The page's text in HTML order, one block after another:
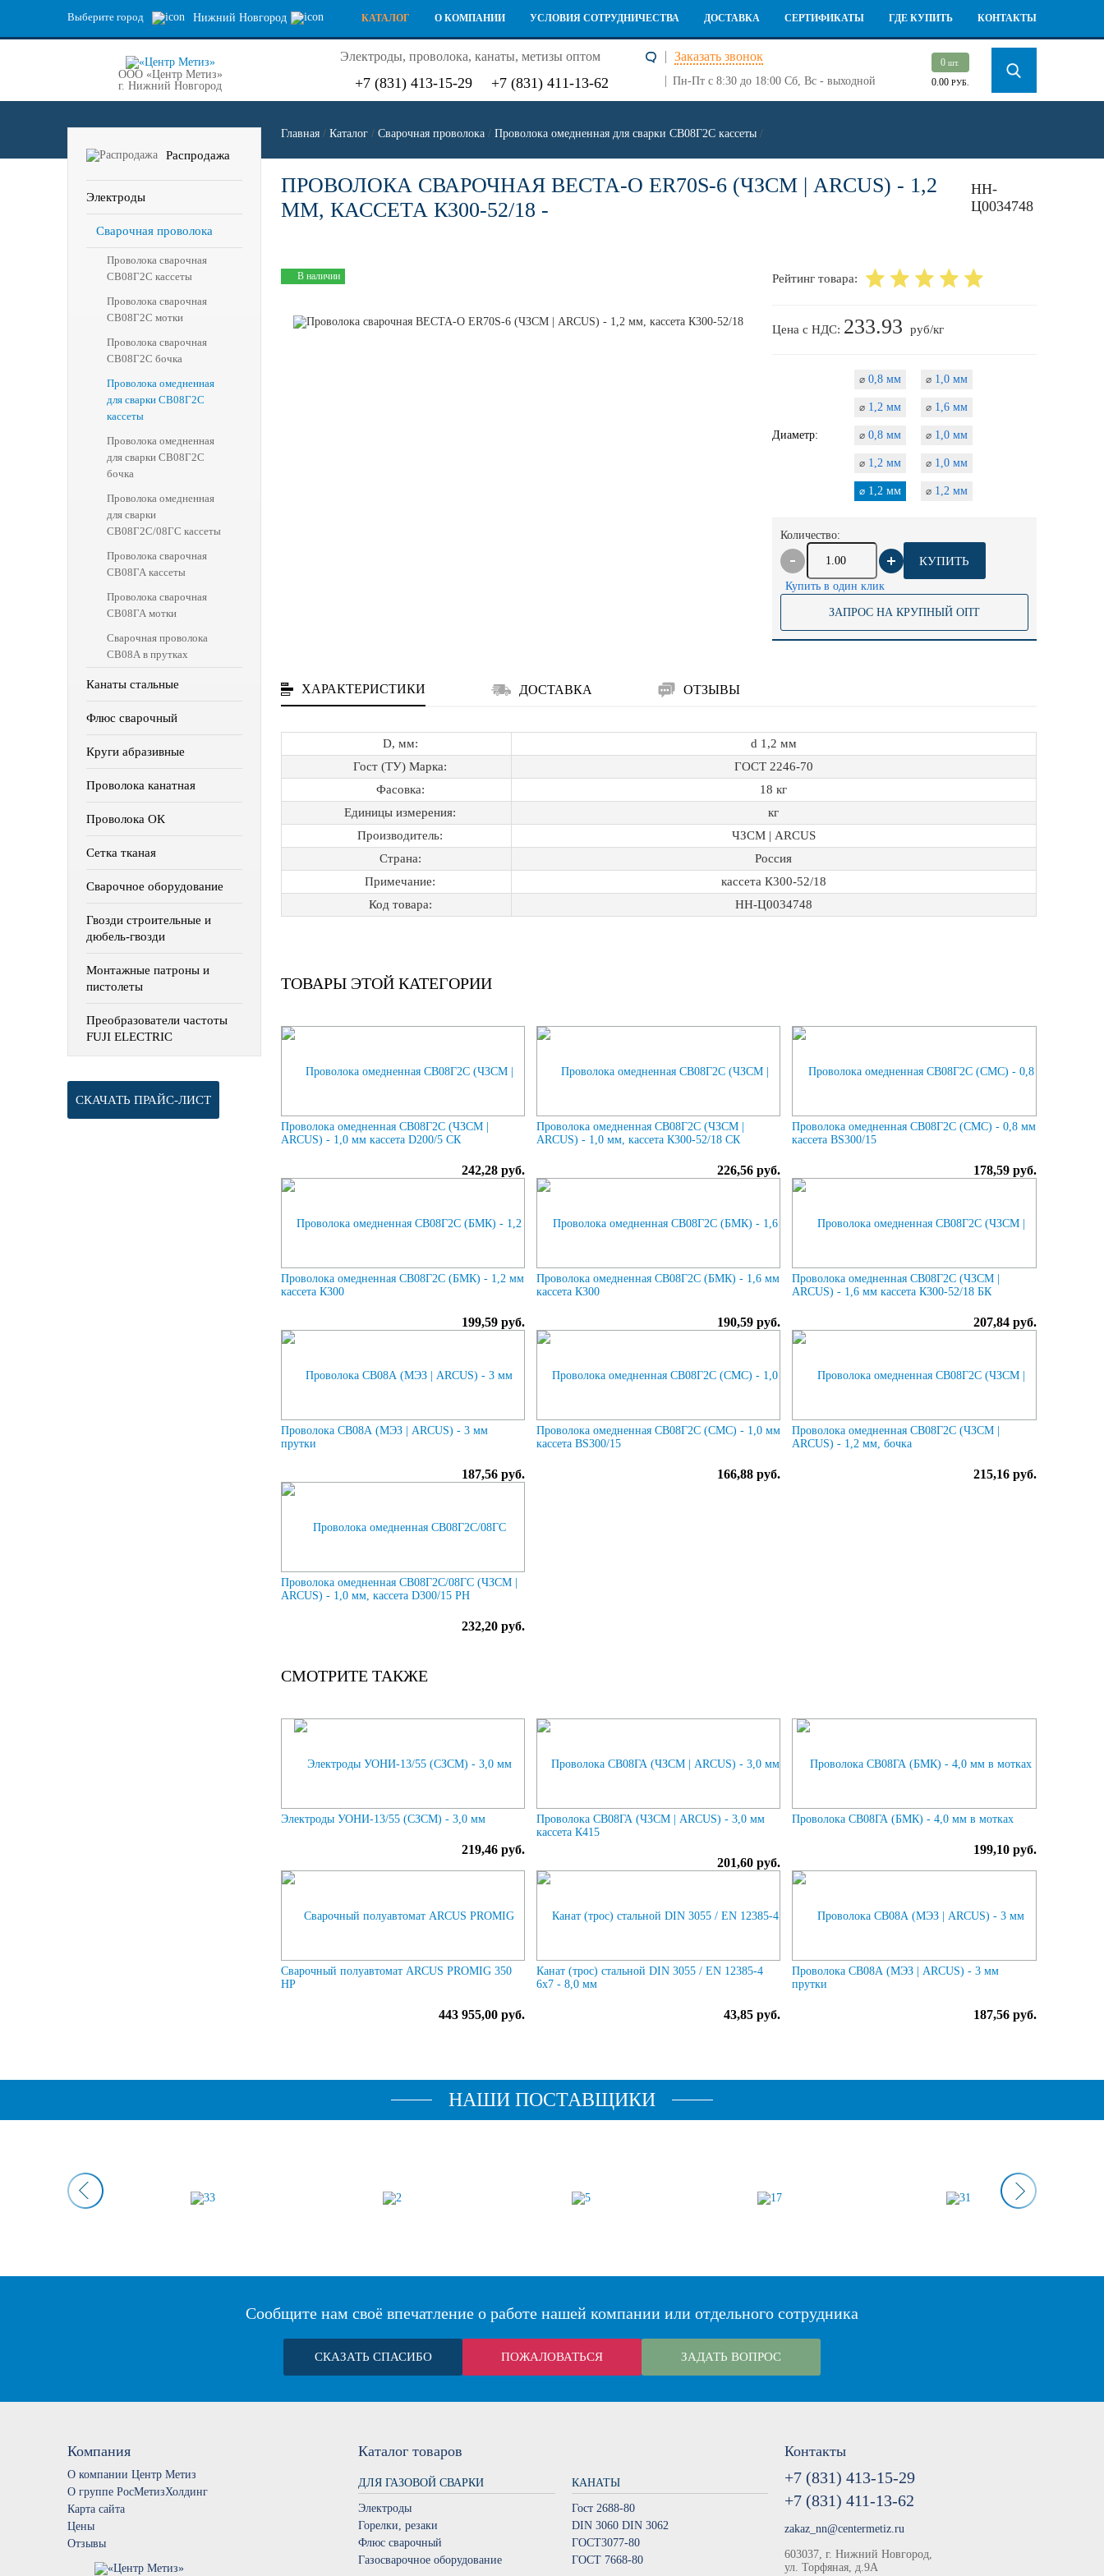
Выберите город Нижний Новгород КАТАЛОГ О КОМПАНИИ УСЛОВИЯ СОТРУДНИЧЕСТВА ДОСТАВКА СЕРТИФИКАТЫ ГДЕ КУПИТЬ КОНТАКТЫ
ООО «Центр Метиз»
г. Нижний Новгород
Электроды, проволока, канаты, метизы оптом Заказать звонок
+7 (831) 413-15-29 +7 (831) 411-13-62 Пн-Пт с 8:30 до 18:00 Сб, Вс - выходной
0шт.
0.00 РУБ.
Распродажа
Электроды
Сварочная проволока
Проволока сварочная
СВ08Г2С кассеты
Проволока сварочная
СВ08Г2С мотки
Проволока сварочная
СВ08Г2С бочка
Проволока омедненная
для сварки СВ08Г2С
кассеты
Проволока омедненная
для сварки СВ08Г2С
бочка
Проволока омедненная
для сварки
СВ08Г2С/08ГС кассеты
Проволока сварочная
СВ08ГА кассеты
Проволока сварочная
СВ08ГА мотки
Сварочная проволока
СВ08А в прутках
Канаты стальные
Флюс сварочный
Круги абразивные
Проволока канатная
Проволока ОК
Сетка тканая
Сварочное оборудование
Гвозди строительные и
дюбель-гвозди
Монтажные патроны и
пистолеты
Преобразователи частоты
FUJI ELECTRIC
СКАЧАТЬ ПРАЙС-ЛИСТ
Главная / Каталог / Сварочная проволока / Проволока омедненная для сварки СВ08Г2С кассеты /
ПРОВОЛОКА СВАРОЧНАЯ ВЕСТА-О ER70S-6 (ЧЗСМ | ARCUS) - 1,2
ММ, КАССЕТА К300-52/18 -
НН-
Ц0034748
В наличии Рейтинг товара:
Цена с НДС: 233.93 руб/кг
Диаметр:
⌀0,8 мм ⌀1,0 мм
⌀1,2 мм ⌀1,6 мм
⌀0,8 мм ⌀1,0 мм
⌀1,2 мм ⌀1,0 мм
⌀1,2 мм ⌀1,2 мм
Количество:
КУПИТЬ
Купить в один клик
ЗАПРОС НА КРУПНЫЙ ОПТ
ХАРАКТЕРИСТИКИ ДОСТАВКА ОТЗЫВЫ
D, мм:
d 1,2 мм
Гост (ТУ) Марка:
ГОСТ 2246-70
Фасовка:
18 кг
Единицы измерения:
кг
Производитель:
ЧЗСМ | ARCUS
Страна:
Россия
Примечание:
кассета К300-52/18
Код товара:
НН-Ц0034748
ТОВАРЫ ЭТОЙ КАТЕГОРИИ
Проволока омедненная СВ08Г2С (ЧЗСМ |
ARCUS) - 1,0 мм кассета D200/5 СК
242,28 руб.
Проволока омедненная СВ08Г2С (ЧЗСМ |
ARCUS) - 1,0 мм, кассета К300-52/18 СК
226,56 руб.
Проволока омедненная СВ08Г2С (СМС) - 0,8 мм
кассета BS300/15
178,59 руб.
Проволока омедненная СВ08Г2С (БМК) - 1,2 мм
кассета К300
199,59 руб.
Проволока омедненная СВ08Г2С (БМК) - 1,6 мм
кассета К300
190,59 руб.
Проволока омедненная СВ08Г2С (ЧЗСМ |
ARCUS) - 1,6 мм кассета К300-52/18 БК
207,84 руб.
Проволока СВ08А (МЭЗ | ARCUS) - 3 мм
прутки
187,56 руб.
Проволока омедненная СВ08Г2С (СМС) - 1,0 мм
кассета BS300/15
166,88 руб.
Проволока омедненная СВ08Г2С (ЧЗСМ |
ARCUS) - 1,2 мм, бочка
215,16 руб.
Проволока омедненная СВ08Г2С/08ГС (ЧЗСМ |
ARCUS) - 1,0 мм, кассета D300/15 РН
232,20 руб.
СМОТРИТЕ ТАКЖЕ
Электроды УОНИ-13/55 (СЗСМ) - 3,0 мм
219,46 руб.
Проволока СВ08ГА (ЧЗСМ | ARCUS) - 3,0 мм
кассета К415
201,60 руб.
Проволока СВ08ГА (БМК) - 4,0 мм в мотках
199,10 руб.
Сварочный полуавтомат ARCUS PROMIG 350
HP
443 955,00 руб.
Канат (трос) стальной DIN 3055 / EN 12385-4
6x7 - 8,0 мм
43,85 руб.
Проволока СВ08А (МЭЗ | ARCUS) - 3 мм
прутки
187,56 руб.
НАШИ ПОСТАВЩИКИ
Сообщите нам своё впечатление о работе нашей компании или отдельного сотрудника
СКАЗАТЬ СПАСИБО ПОЖАЛОВАТЬСЯ ЗАДАТЬ ВОПРОС
Компания
О компании Центр Метиз
О группе РосМетизХолдинг
Карта сайта
Цены
Отзывы
Каталог товаров
ДЛЯ ГАЗОВОЙ СВАРКИ
Электроды
Горелки, резаки
Флюс сварочный
Газосварочное оборудование
КАНАТЫ
Гост 2688-80
DIN 3060 DIN 3062
ГОСТ3077-80
ГОСТ 7668-80
Контакты
+7 (831) 413-15-29
+7 (831) 411-13-62
zakaz_nn@centermetiz.ru
603037, г. Нижний Новгород,
ул. Торфяная, д.9А